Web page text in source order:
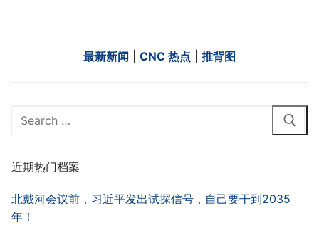
最新新闻 CNC 热点 推背图
Search
近期热门档案
北戴河会议前，习近平发出试探信号，自己要干到2035
年！